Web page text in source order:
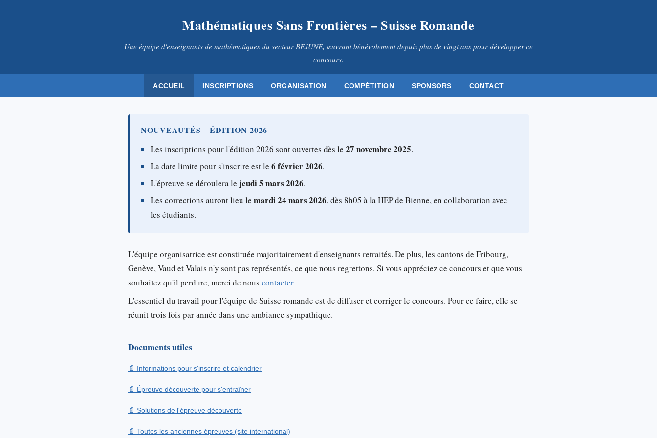
Mathématiques Sans Frontières – Suisse Romande
Une équipe d'enseignants de mathématiques du secteur BEJUNE, œuvrant bénévolement depuis plus de vingt ans pour développer ce
concours.
ACCUEIL INSCRIPTIONS ORGANISATION COMPÉTITION SPONSORS CONTACT
NOUVEAUTÉS – ÉDITION 2026
Les inscriptions pour l'édition 2026 sont ouvertes dès le 27 novembre 2025.
La date limite pour s'inscrire est le 6 février 2026.
L'épreuve se déroulera le jeudi 5 mars 2026.
Les corrections auront lieu le mardi 24 mars 2026, dès 8h05 à la HEP de Bienne, en collaboration avec
les étudiants.
L'équipe organisatrice est constituée majoritairement d'enseignants retraités. De plus, les cantons de Fribourg,
Genève, Vaud et Valais n'y sont pas représentés, ce que nous regrettons. Si vous appréciez ce concours et que vous
souhaitez qu'il perdure, merci de nous contacter.
L'essentiel du travail pour l'équipe de Suisse romande est de diffuser et corriger le concours. Pour ce faire, elle se
réunit trois fois par année dans une ambiance sympathique.
Documents utiles
Informations pour s'inscrire et calendrier
Épreuve découverte pour s'entraîner
Solutions de l'épreuve découverte
Toutes les anciennes épreuves (site international)